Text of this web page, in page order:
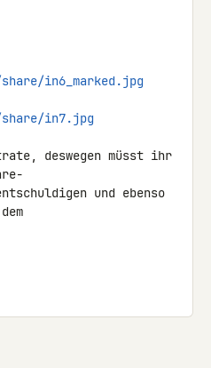
in6_marked.jpg
in7.jpg
deswegen müsst ihr
und ebenso